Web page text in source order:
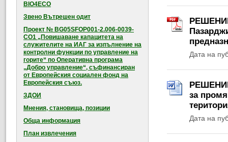
BIO4ECO
Звено Вътрешен одит
Проект № BG05SFOP001-2.006-0039-
CO1 „Повишаване капацитета на
служителите на ИАГ за изпълнение на
контролни функции по управление на
горите“ по Оперативна програма
„Добро управление“, съфинансиран
от Европейския социален фонд на
Европейския съюз.
ЗДОИ
Мнения, становища, позиции
Обща информация
План извлечения
Дата на
за
Дата на